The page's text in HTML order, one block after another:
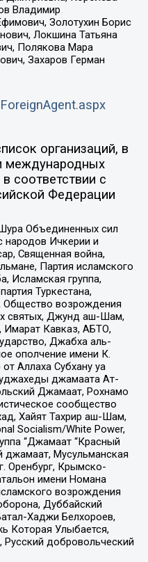
Владимир
Золотухин Борис
Локшина Татьяна
Полякова Мара
Захаров Герман
организаций, в
международных
соответствии с
Федерации
Объединенных сил
народов Ичкерии и
Священная война,
Партия исламского
Исламская группа,
Туркестана,
возрождения
святых, Джунд аш-Шам,
Кавказ, АБТО,
Джабха аль-
ополчение имени К.
Аллаха Субхану уа
джамаата Ат-
Джамаат, Рохнамо
сообщество
Хайят Тахрир аш-Шам,
Socialism/White Power,
“Джамаат “Красный
джамаат, Мусульманская
Оренбург, Крымско-
имени Номана
возрождения
Дуббайский
Хаджи Белхороев,
Которая Улыбается,
добровольческий